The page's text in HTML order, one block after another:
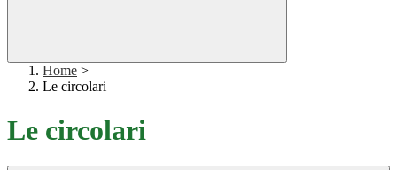
Home >
Le circolari
Le circolari